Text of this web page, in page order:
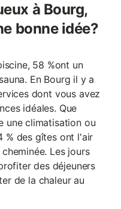
à Bourg,
bonne idée?
58 %ont un
En Bourg il y a
dont vous avez
idéales. Que
une climatisation ou
% des gîtes ont l'air
Les jours
des déjeuners
de la chaleur au